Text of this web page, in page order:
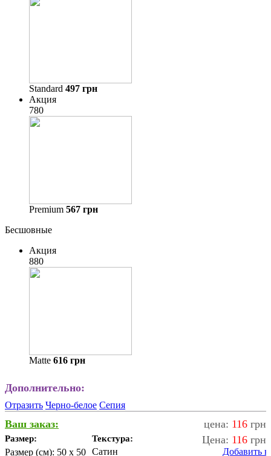
Standard 497 грн
Акция
780
Premium 567 грн
Бесшовные
Акция
880
Matte 616 грн
Дополнительно:
Отразить Черно-белое Сепия
Ваш заказ: цена: 116 грн
Размер:
Размер (см): 50 x 50
Текстура:
Сатин
Цена: 116 грн
Добавить